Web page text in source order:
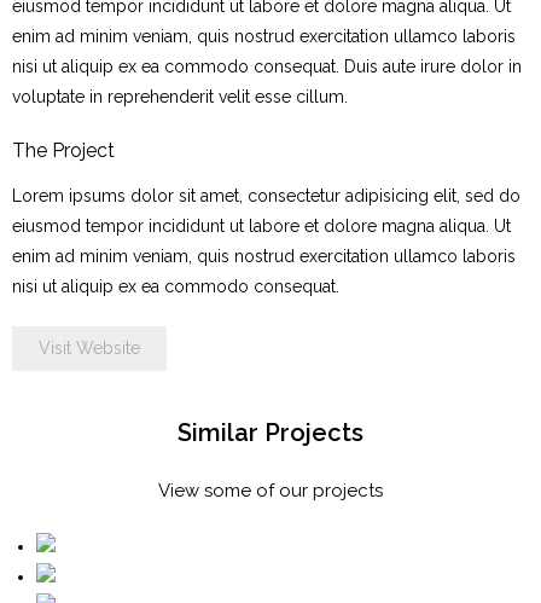
Funérailles & Hommage
Avis & Galeries
Contact
eiusmod tempor incididunt ut labore et dolore magna aliqua. Ut
enim ad minim veniam, quis nostrud exercitation ullamco laboris
nisi ut aliquip ex ea commodo consequat. Duis aute irure dolor in
voluptate in reprehenderit velit esse cillum.
The Project
Lorem ipsums dolor sit amet, consectetur adipisicing elit, sed do
eiusmod tempor incididunt ut labore et dolore magna aliqua. Ut
enim ad minim veniam, quis nostrud exercitation ullamco laboris
nisi ut aliquip ex ea commodo consequat.
Visit Website
Similar Projects
View some of our projects